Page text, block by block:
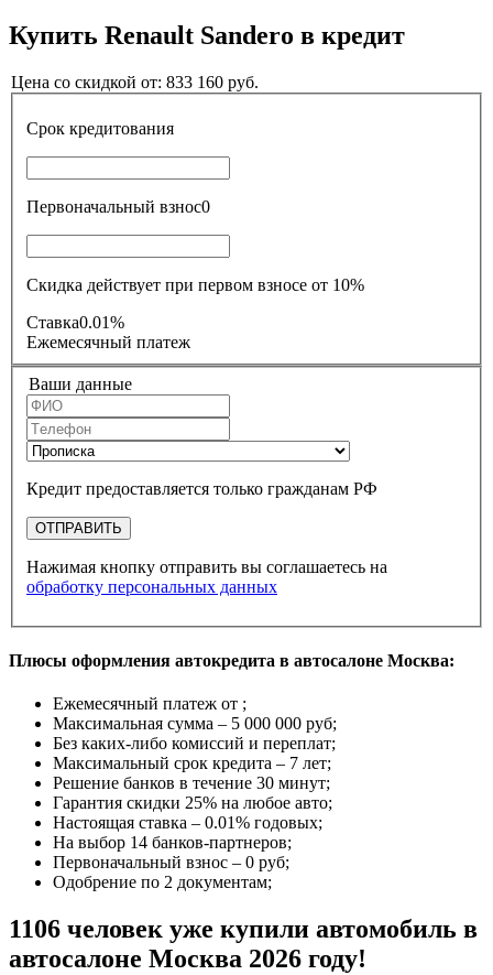
Купить Renault Sandero в кредит
Цена со скидкой от: 833 160 руб.
Срок кредитования
Первоначальный взнос0
Скидка действует при первом взносе от 10%
Ставка0.01%
Ежемесячный платеж
Ваши данные
Кредит предоставляется только гражданам РФ
ОТПРАВИТЬ
Нажимая кнопку отправить вы соглашаетесь на
обработку персональных данных
Плюсы оформления автокредита в автосалоне Москва:
Ежемесячный платеж от ;
Максимальная сумма – 5 000 000 руб;
Без каких-либо комиссий и переплат;
Максимальный срок кредита – 7 лет;
Решение банков в течение 30 минут;
Гарантия скидки 25% на любое авто;
Настоящая ставка – 0.01% годовых;
На выбор 14 банков-партнеров;
Первоначальный взнос – 0 руб;
Одобрение по 2 документам;
1106 человек уже купили автомобиль в
автосалоне Москва 2026 году!